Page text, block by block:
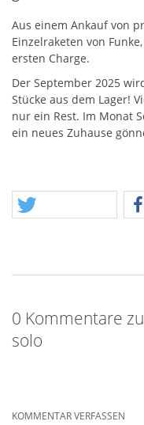
Aus einem Ankauf von
Einzelraketen von
ersten Charge.
Der September 2025
Stücke aus dem Lager!
nur ein Rest. Im Monat
ein neues Zuhause
0 Kommentare
solo
KOMMENTAR VERFASSEN